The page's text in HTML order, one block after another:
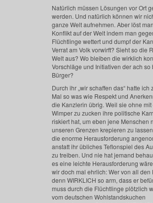
Natürlich müssen Lösungen vor Ort
werden. Und natürlich können wir
ganze Welt aufnehmen. Aber löst
Konflikt auf der Welt indem man
Flüchtlinge wettert und dumpf der
Verrat am Volk vorwirft? Sieht so die
Welt aus? Wo bleiben die wirklich
Vorschläge und Initiativen der ach so
Bürger?
Durch ihr „wir schaffen das“ hatte ich
Mal so was wie Respekt und
die Kanzlerin übrig. Weil sie ohne mit
Wimper zu zucken ihre politische
riskiert hat, um eben jene Menschen
unseren Grenzen krepieren zu
die enorme Herausforderung
anstatt ihr übliches Teflonspiel des
zu treiben. Und nie hat jemand
es eine leichte Herausforderung
wir doch mal ehrlich: Wer von all den
denn WIRKLICH so arm, dass er
muss durch die Flüchtlinge plötzlich
vom deutschen Wohlstandskuchen